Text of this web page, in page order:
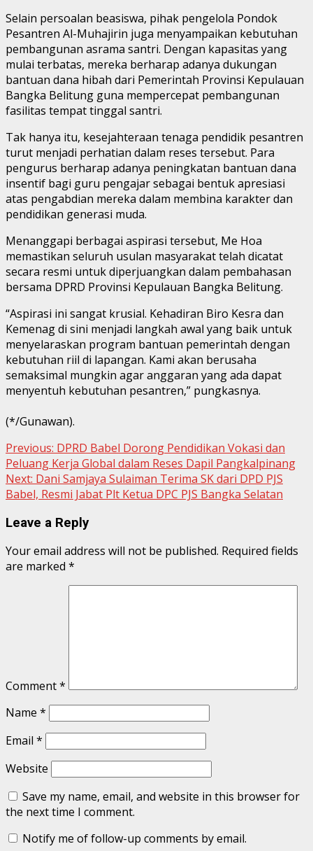
Selain persoalan beasiswa, pihak pengelola Pondok
Pesantren Al-Muhajirin juga menyampaikan kebutuhan
pembangunan asrama santri. Dengan kapasitas yang
mulai terbatas, mereka berharap adanya dukungan
bantuan dana hibah dari Pemerintah Provinsi Kepulauan
Bangka Belitung guna mempercepat pembangunan
fasilitas tempat tinggal santri.
Tak hanya itu, kesejahteraan tenaga pendidik pesantren
turut menjadi perhatian dalam reses tersebut. Para
pengurus berharap adanya peningkatan bantuan dana
insentif bagi guru pengajar sebagai bentuk apresiasi
atas pengabdian mereka dalam membina karakter dan
pendidikan generasi muda.
Menanggapi berbagai aspirasi tersebut, Me Hoa
memastikan seluruh usulan masyarakat telah dicatat
secara resmi untuk diperjuangkan dalam pembahasan
bersama DPRD Provinsi Kepulauan Bangka Belitung.
“Aspirasi ini sangat krusial. Kehadiran Biro Kesra dan
Kemenag di sini menjadi langkah awal yang baik untuk
menyelaraskan program bantuan pemerintah dengan
kebutuhan riil di lapangan. Kami akan berusaha
semaksimal mungkin agar anggaran yang ada dapat
menyentuh kebutuhan pesantren,” pungkasnya.
(*/Gunawan).
Continue
Reading
Previous: DPRD Babel Dorong Pendidikan Vokasi dan
Peluang Kerja Global dalam Reses Dapil Pangkalpinang
Next: Dani Samjaya Sulaiman Terima SK dari DPD PJS
Babel, Resmi Jabat Plt Ketua DPC PJS Bangka Selatan
Leave a Reply
Your email address will not be published. Required fields
are marked *
Comment*
Name *
Email *
Website
Save my name, email, and website in this browser for
the next time I comment.
Notify me of follow-up comments by email.